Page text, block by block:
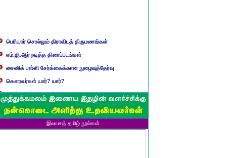
எம்.ஜி.ஆர் நடித்த திரைப்படங்கள்
சைனிக் பள்ளி சேர்க்கைக்கான நுழைவுத்தேர்வு
கௌரவர்கள் யார்? யார்?
தமிழ் ஆண்டுப் பெயர்கள்
பிள்ளையார் சுழி வந்தது எப்படி?
வருவது போவது, வந்தால் போகாது, போனால் வராது...?
பண்டைய படைப் பெயர்கள்இலவசத் தமிழ் நூல்கள்